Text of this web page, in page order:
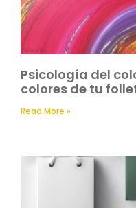
Psicología del
colores de tu
Read More »